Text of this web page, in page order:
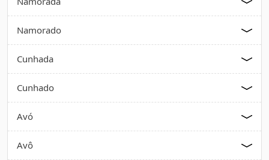
Namorado
Cunhada
Cunhado
Avó
Avô